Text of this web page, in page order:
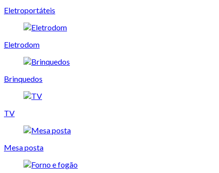
Eletroportáteis
Eletrodom
Brinquedos
TV
Mesa posta